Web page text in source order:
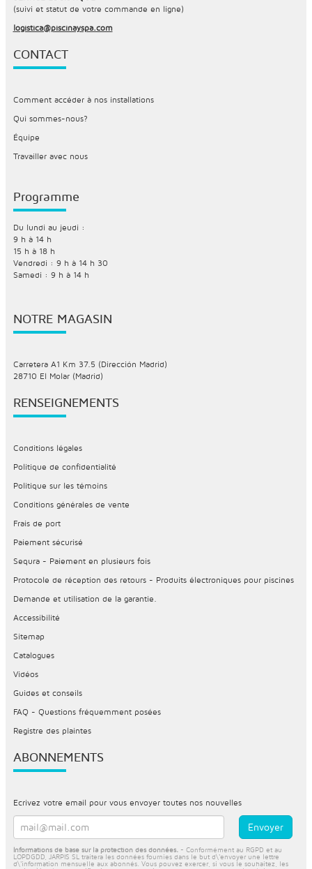
(suivi et statut de votre commande en ligne)
logistica@piscinayspa.com
CONTACT
Comment accéder à nos installations
Qui sommes-nous?
Équipe
Travailler avec nous
Programme
Du lundi au jeudi :
9 h à 14 h
15 h à 18 h
Vendredi : 9 h à 14 h 30
Samedi : 9 h à 14 h
NOTRE MAGASIN
Carretera A1 Km 37.5 (Dirección Madrid)
28710 El Molar (Madrid)
RENSEIGNEMENTS
Conditions légales
Politique de confidentialité
Politique sur les témoins
Conditions générales de vente
Frais de port
Paiement sécurisé
Sequra - Paiement en plusieurs fois
Protocole de réception des retours - Produits électroniques pour piscines
Demande et utilisation de la garantie.
Accessibilité
Sitemap
Catalogues
Vidéos
Guides et conseils
FAQ - Questions fréquemment posées
Registre des plaintes
ABONNEMENTS
Ecrivez votre email pour vous envoyer toutes nos nouvelles
Informations de base sur la protection des données. - Conformément au RGPD et au
LOPDGDD, JARPIS SL traitera les données fournies dans le but d\'envoyer une lettre
d\'information mensuelle aux abonnés. Vous pouvez exercer, si vous le souhaitez, les